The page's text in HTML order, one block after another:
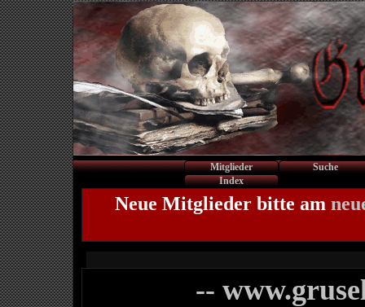
Mitglieder
Suche
Index
Neue Mitglieder bitte am
--